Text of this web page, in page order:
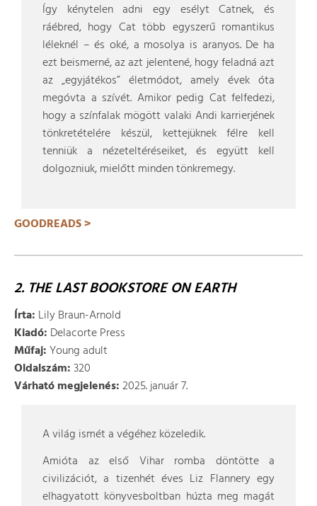
Így kénytelen adni egy esélyt Catnek, és
ráébred, hogy Cat több egyszerű romantikus
léleknél – és oké, a mosolya is aranyos. De ha
ezt beismerné, az azt jelentené, hogy feladná azt
az „egyjátékos” életmódot, amely évek óta
megóvta a szívét. Amikor pedig Cat felfedezi,
hogy a színfalak mögött valaki Andi karrierjének
tönkretételére készül, kettejüknek félre kell
tenniük a nézeteltéréseiket, és együtt kell
dolgozniuk, mielőtt minden tönkremegy.
GOODREADS >
2. THE LAST BOOKSTORE ON EARTH
Írta: Lily Braun-Arnold
Kiadó: Delacorte Press
Műfaj:Young adult
Oldalszám:320
Várható megjelenés:2025. január 7.
A világ ismét a végéhez közeledik.
Amióta az első Vihar romba döntötte a
civilizációt, a tizenhét éves Liz Flannery egy
elhagyatott könyvesboltban húzta meg magát